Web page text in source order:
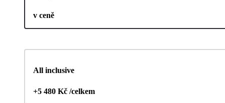
v ceně
All inclusive
+5 480 Kč /celkem